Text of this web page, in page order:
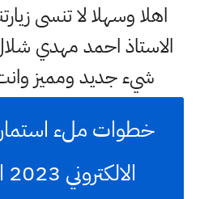
اهلا وسهلالا تنسى
الاستاذ احمد مهدي
شيء جديد ومميز
خطوات ملء